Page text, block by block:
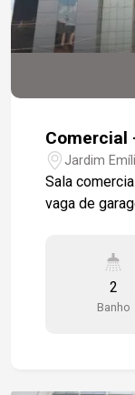
Comercial
Jardim
Sala
vaga de
2
Banho